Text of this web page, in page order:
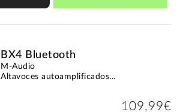
BX4 Bluetooth
M-Audio
Altavoces autoamplificados...
109,99€